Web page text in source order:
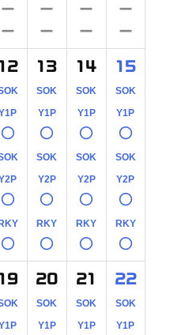
－
－
－
－
－
－
－
－
○
○
○
13
SOK
Y1P
○
SOK
Y2P
○
RKY
○
14
SOK
Y1P
○
SOK
Y2P
○
RKY
○
15
SOK
Y1P
○
SOK
Y2P
○
RKY
○
20
SOK
Y1P
21
SOK
Y1P
22
SOK
Y1P